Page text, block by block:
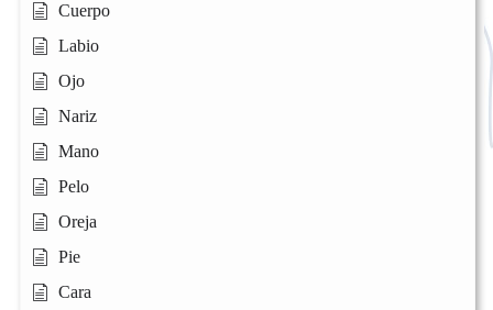
Cuerpo
Labio
Ojo
Nariz
Mano
Pelo
Oreja
Pie
Cara